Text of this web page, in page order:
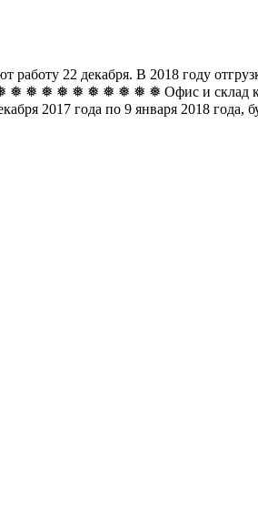
22 декабря. В 2018 году
❅ ❅ ❅ ❅ ❅ ❅ ❅ ❅ ❅ ❅ ❅ ❅ Офис и склад
2017 года по 9 января 2018